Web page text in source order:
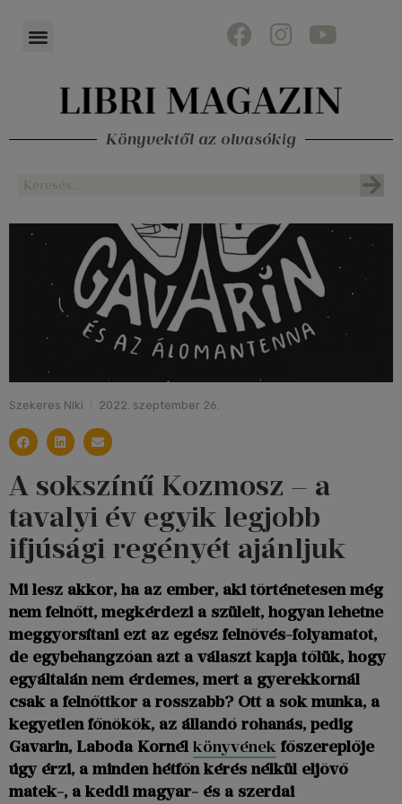
Könyvektől az olvasókig
Szekeres Niki 2022. szeptember 26.
A sokszínű Kozmosz – a
tavalyi év egyik legjobb
ifjúsági regényét ajánljuk
Mi lesz akkor, ha az ember, aki történetesen még
nem felnőtt, megkérdezi a szüleit, hogyan lehetne
meggyorsítani ezt az egész felnövés-folyamatot,
de egybehangzóan azt a választ kapja tőlük, hogy
egyáltalán nem érdemes, mert a gyerekkornál
csak a felnőttkor a rosszabb? Ott a sok munka, a
kegyetlen főnökök, az állandó rohanás, pedig
Gavarin, Laboda Kornélkönyvének főszereplője
úgy érzi, a minden hétfőn kérés nélkül eljövő
matek-, a keddi magyar- és a szerdai